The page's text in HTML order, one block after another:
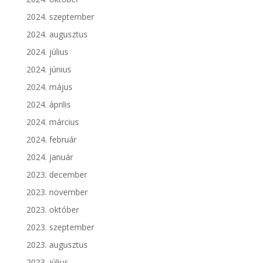
2024. szeptember
2024. augusztus
2024. július
2024. június
2024. május
2024. április
2024. március
2024. február
2024. január
2023. december
2023. november
2023. október
2023. szeptember
2023. augusztus